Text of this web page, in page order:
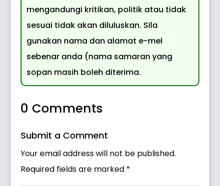
mengandungi kritikan, politik atau tidak
sesuai tidak akan diluluskan. Sila
gunakan nama dan alamat e-mel
sebenar anda (nama samaran yang
sopan masih boleh diterima.
0 Comments
Submit a Comment
Your email address will not be published.
Required fields are marked *